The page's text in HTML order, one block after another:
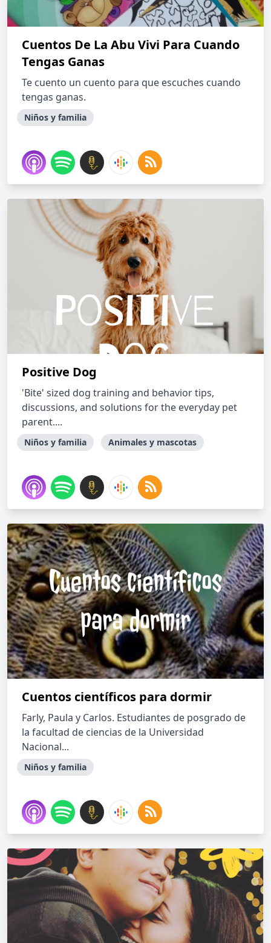
Cuentos De La Abu Vivi Para Cuando
Tengas Ganas
Te cuento un cuento para que escuches cuando
tengas ganas.
Niños y familia
Positive Dog
'Bite' sized dog training and behavior tips,
discussions, and solutions for the everyday pet
parent....
Niños y familia Animales y mascotas
Cuentos científicos para dormir
Farly, Paula y Carlos. Estudiantes de posgrado de
la facultad de ciencias de la Universidad
Nacional...
Niños y familia